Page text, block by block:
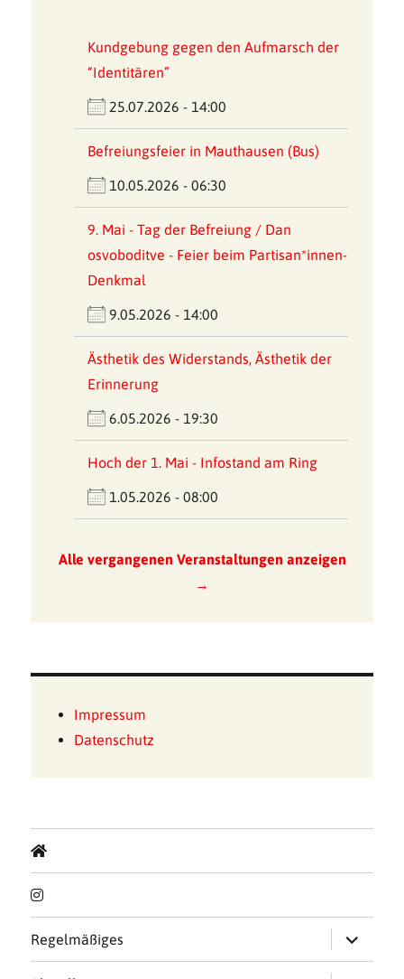
Kundgebung gegen den Aufmarsch der
“Identitären”
25.07.2026 - 14:00
Befreiungsfeier in Mauthausen (Bus)
10.05.2026 - 06:30
9. Mai - Tag der Befreiung / Dan
osvoboditve - Feier beim Partisan*innen-
Denkmal
9.05.2026 - 14:00
Ästhetik des Widerstands, Ästhetik der
Erinnerung
6.05.2026 - 19:30
Hoch der 1. Mai - Infostand am Ring
1.05.2026 - 08:00
Alle vergangenen Veranstaltungen anzeigen
→
Impressum
Datenschutz
Regelmäßiges
öffnen